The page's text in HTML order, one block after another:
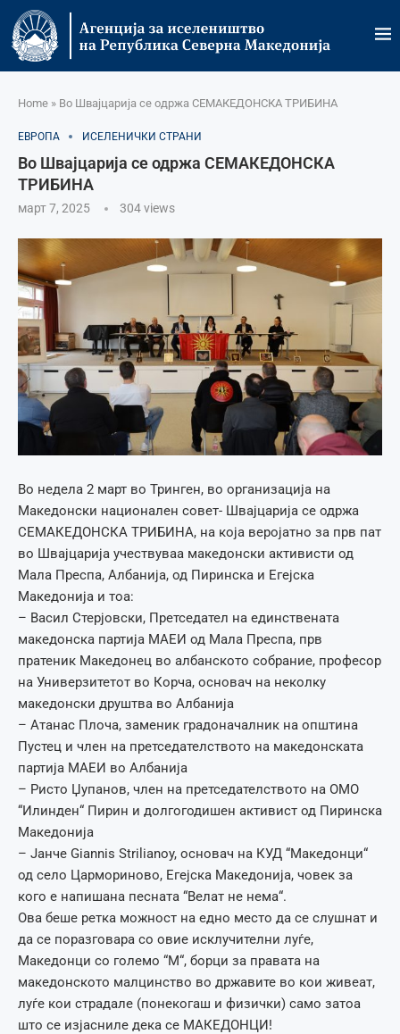
Home » Во Швајцарија се одржа СЕМАКЕДОНСКА ТРИБИНА
ЕВРОПА ИСЕЛЕНИЧКИ СТРАНИ
Во Швајцарија се одржа СЕМАКЕДОНСКА
ТРИБИНА
март 7, 2025 304views
Во недела 2 март во Тринген, во организација на
Македонски национален совет- Швајцарија се одржа
СЕМАКЕДОНСКА ТРИБИНА, на која веројатно за прв пат
во Швајцарија учествуваа македонски активисти од
Мала Преспа, Албанија, од Пиринска и Егејска
Македонија и тоа:
– Васил Стерјовски, Претседател на единствената
македонска партија МАЕИ од Мала Преспа, прв
пратеник Македонец во албанското собрание, професор
на Универзитетот во Корча, основач на неколку
македонски друштва во Албанија
– Атанас Плоча, заменик градоначалник на општина
Пустец и член на претседателството на македонската
партија МАЕИ во Албанија
– Ристо Џупанов, член на претседателството на ОМО
“Илинден“ Пирин и долгогодишен активист од Пиринска
Македонија
– Јанче Giannis Strilianoy, основач на КУД “Македонци“
од село Цармориново, Егејска Македонија, човек за
кого е напишана песната “Велат не нема“.
Ова беше ретка можност на едно место да се слушнат и
да се поразговара со овие исклучителни луѓе,
Македонци со големо “М“, борци за правата на
македонското малцинство во државите во кои живеат,
луѓе кои страдале (понекогаш и физички) само затоа
што се изјасниле дека се МАКЕДОНЦИ!